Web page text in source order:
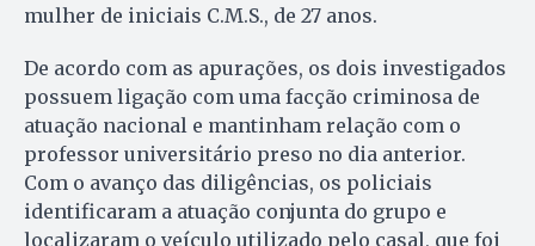
mulher de iniciais C.M.S., de 27 anos.
De acordo com as apurações, os dois investigados
possuem ligação com uma facção criminosa de
atuação nacional e mantinham relação com o
professor universitário preso no dia anterior.
Com o avanço das diligências, os policiais
identificaram a atuação conjunta do grupo e
localizaram o veículo utilizado pelo casal, que foi